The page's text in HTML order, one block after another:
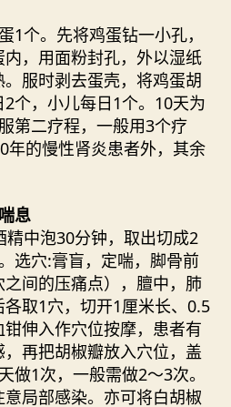
1个。先将鸡蛋钻一小孔，
，用面粉封孔，外以湿纸
服时剥去蛋壳，将鸡蛋胡
个，小儿每日1个。10天为
第二疗程，一般用3个疗
年的慢性肾炎患者外，其余
息
中泡30分钟，取出切成2
选穴:膏盲，定喘，脚骨前
间的压痛点），膻中，肺
取1穴，切开1厘米长、0.5
伸入作穴位按摩，患者有
再把胡椒瓣放入穴位，盖
做1次，一般需做2～3次。
局部感染。亦可将白胡椒